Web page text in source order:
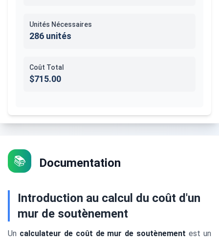
Unités Nécessaires
286 unités
Coût Total
$715.00
📚 Documentation
Introduction au calcul du coût d'un
mur de soutènement
Un calculateur de coût de mur de soutènement est un